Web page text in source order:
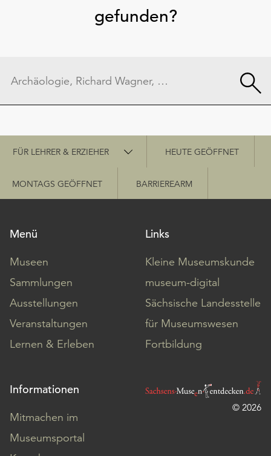
gefunden?
Schnellzugriff
FÜR LEHRER & ERZIEHER HEUTE GEÖFFNET
MONTAGS GEÖFFNET BARRIEREARM
Menü
Museen
Sammlungen
Ausstellungen
Veranstaltungen
Lernen & Erleben
Links
Kleine Museumskunde
museum-digital
Sächsische Landesstelle
für Museumswesen
Fortbildung
Informationen
Mitmachen im
Museumsportal
© 2026